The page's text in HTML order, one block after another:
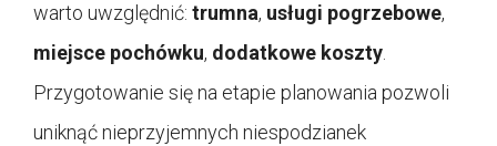
warto uwzględnić: trumna, usługi pogrzebowe,
miejsce pochówku, dodatkowe koszty.
Przygotowanie się na etapie planowania pozwoli
uniknąć nieprzyjemnych niespodzianek